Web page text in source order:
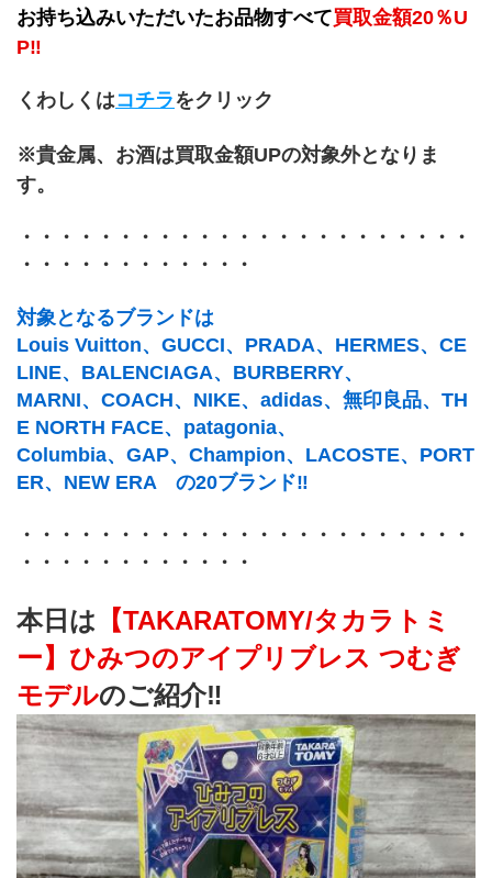
お持ち込みいただいたお品物すべて買取金額20％U
P‼
くわしくはコチラ をクリック
※貴金属、お酒は買取金額UPの対象外となりま
す。
・・・・・・・・・・・・・・・・・・・・・・・
・・・・・・・・・・・・
対象となるブランドは
Louis Vuitton、GUCCI、PRADA、HERMES、CE
LINE、BALENCIAGA、BURBERRY、
MARNI、COACH、NIKE、adidas、無印良品、TH
E NORTH FACE、patagonia、
Columbia、GAP、Champion、LACOSTE、PORT
ER、NEW ERA　の20ブランド‼
・・・・・・・・・・・・・・・・・・・・・・・
・・・・・・・・・・・・
本日は 【TAKARATOMY/タカラトミ
ー】ひみつのアイプリブレス つむぎ
モデルのご紹介‼